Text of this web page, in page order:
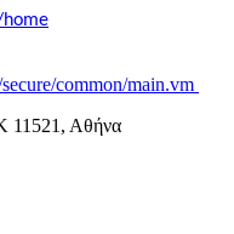
common/main.vm
11521, Αθήνα